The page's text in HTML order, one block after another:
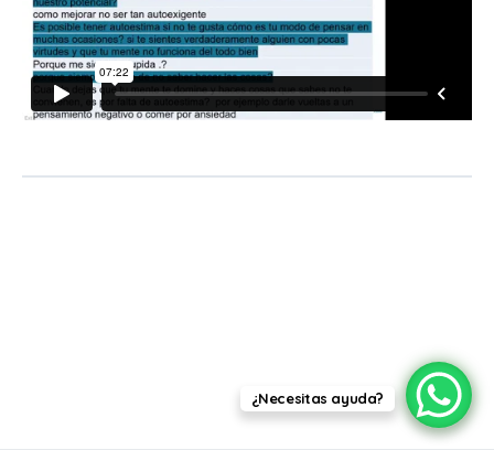
¿Necesitas ayuda?